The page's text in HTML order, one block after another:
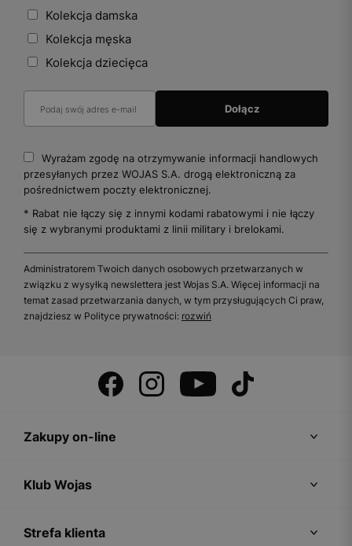
Kolekcja damska
Kolekcja męska
Kolekcja dziecięca
Wyrażam zgodę na otrzymywanie informacji handlowych
przesyłanych przez WOJAS S.A. drogą elektroniczną za
pośrednictwem poczty elektronicznej.
* Rabat nie łączy się z innymi kodami rabatowymi i nie łączy
się z wybranymi produktami z linii military i brelokami.
Administratorem Twoich danych osobowych przetwarzanych w
związku z wysyłką newslettera jest Wojas S.A. Więcej informacji na
temat zasad przetwarzania danych, w tym przysługujących Ci praw,
znajdziesz w Polityce prywatności: rozwiń
Zakupy on-line
Klub Wojas
Strefa klienta